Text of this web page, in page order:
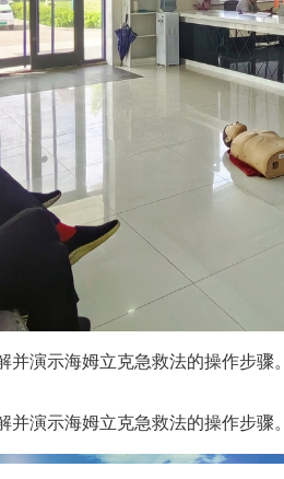
演示海姆立克急救法的操作步骤。
演示海姆立克急救法的操作步骤。